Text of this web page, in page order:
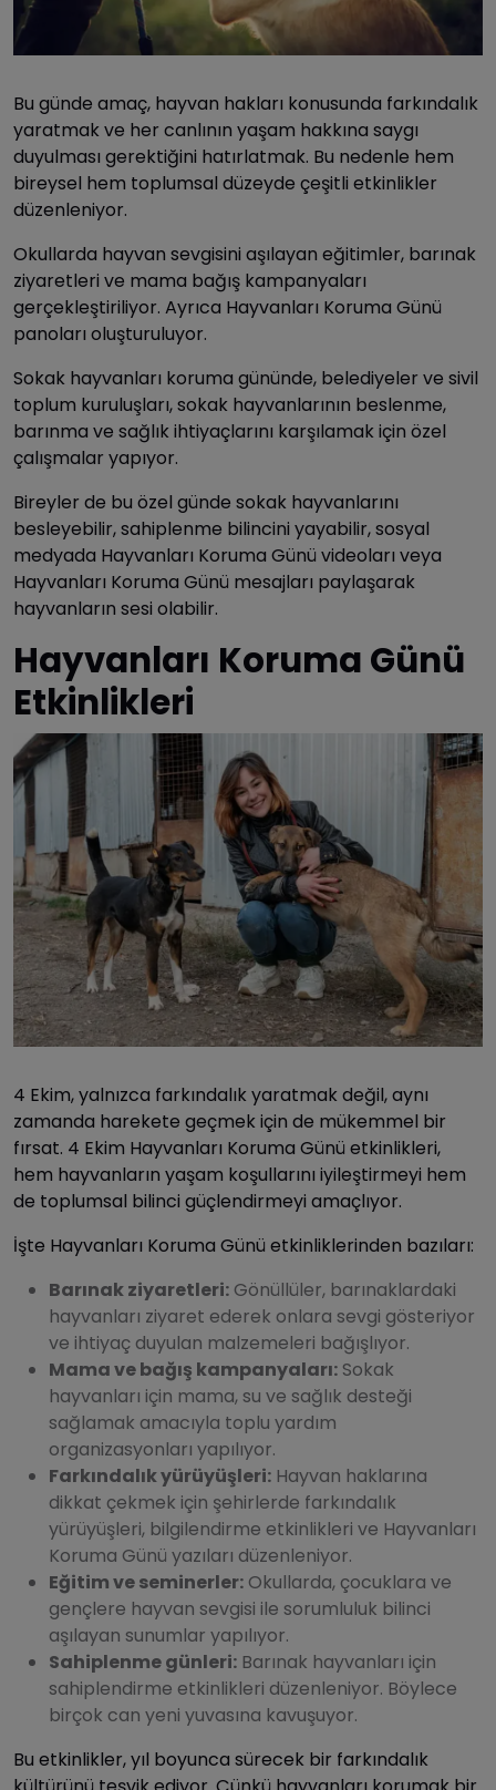
Bu günde amaç, hayvan hakları konusunda farkındalık
yaratmak ve her canlının yaşam hakkına saygı
duyulması gerektiğini hatırlatmak. Bu nedenle hem
bireysel hem toplumsal düzeyde çeşitli etkinlikler
düzenleniyor.
Okullarda hayvan sevgisini aşılayan eğitimler, barınak
ziyaretleri ve mama bağış kampanyaları
gerçekleştiriliyor. Ayrıca Hayvanları Koruma Günü
panoları oluşturuluyor.
Sokak hayvanları koruma gününde, belediyeler ve sivil
toplum kuruluşları, sokak hayvanlarının beslenme,
barınma ve sağlık ihtiyaçlarını karşılamak için özel
çalışmalar yapıyor.
Bireyler de bu özel günde sokak hayvanlarını
besleyebilir, sahiplenme bilincini yayabilir, sosyal
medyada Hayvanları Koruma Günü videoları veya
Hayvanları Koruma Günü mesajları paylaşarak
hayvanların sesi olabilir.
Hayvanları Koruma Günü
Etkinlikleri
4 Ekim, yalnızca farkındalık yaratmak değil, aynı
zamanda harekete geçmek için de mükemmel bir
fırsat. 4 Ekim Hayvanları Koruma Günü etkinlikleri,
hem hayvanların yaşam koşullarını iyileştirmeyi hem
de toplumsal bilinci güçlendirmeyi amaçlıyor.
İşte Hayvanları Koruma Günü etkinliklerinden bazıları:
Barınak ziyaretleri: Gönüllüler, barınaklardaki
hayvanları ziyaret ederek onlara sevgi gösteriyor
ve ihtiyaç duyulan malzemeleri bağışlıyor.
Mama ve bağış kampanyaları: Sokak
hayvanları için mama, su ve sağlık desteği
sağlamak amacıyla toplu yardım
organizasyonları yapılıyor.
Farkındalık yürüyüşleri: Hayvan haklarına
dikkat çekmek için şehirlerde farkındalık
yürüyüşleri, bilgilendirme etkinlikleri ve Hayvanları
Koruma Günü yazıları düzenleniyor.
Eğitim ve seminerler: Okullarda, çocuklara ve
gençlere hayvan sevgisi ile sorumluluk bilinci
aşılayan sunumlar yapılıyor.
Sahiplenme günleri: Barınak hayvanları için
sahiplendirme etkinlikleri düzenleniyor. Böylece
birçok can yeni yuvasına kavuşuyor.
Bu etkinlikler, yıl boyunca sürecek bir farkındalık